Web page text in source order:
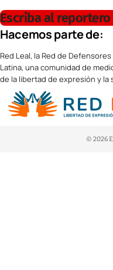
Escriba al
Hacemos parte de:
Red Leal, la Red de
Latina, una comunidad de
de la libertad de expresión y la
© 2026